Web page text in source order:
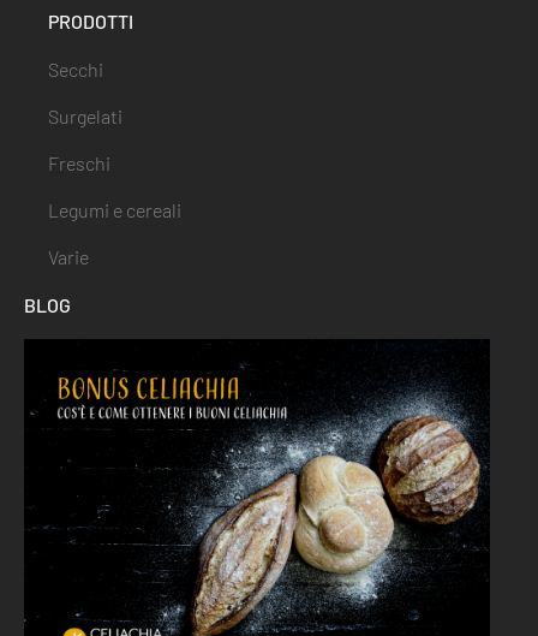
PRODOTTI
Secchi
Surgelati
Freschi
Legumi e cereali
Varie
BLOG